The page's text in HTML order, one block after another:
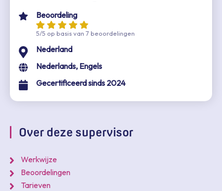
Beoordeling
5/5 op basis van 7 beoordelingen
Nederland
Nederlands, Engels
Gecertificeerd sinds 2024
Over deze supervisor
Werkwijze
Beoordelingen
Tarieven